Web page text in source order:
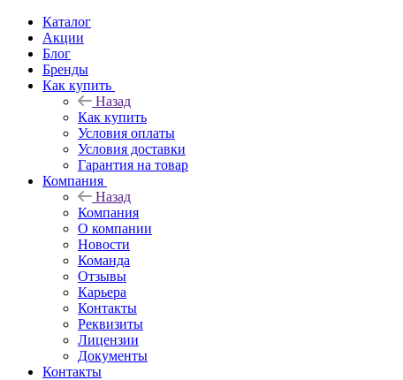
Каталог
Акции
Блог
Бренды
Как купить
Назад
Как купить
Условия оплаты
Условия доставки
Гарантия на товар
Компания
Назад
Компания
О компании
Новости
Команда
Отзывы
Карьера
Контакты
Реквизиты
Лицензии
Документы
Контакты